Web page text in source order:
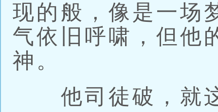
现的般，像是一场
气依旧呼啸，但他
神。
他司徒破，就